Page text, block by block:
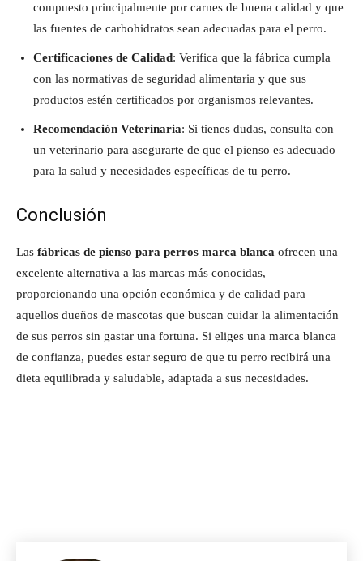
compuesto principalmente por carnes de buena calidad y que
las fuentes de carbohidratos sean adecuadas para el perro.
Certificaciones de Calidad: Verifica que la fábrica cumpla
con las normativas de seguridad alimentaria y que sus
productos estén certificados por organismos relevantes.
Recomendación Veterinaria: Si tienes dudas, consulta con
un veterinario para asegurarte de que el pienso es adecuado
para la salud y necesidades específicas de tu perro.
Conclusión
Las fábricas de pienso para perros marca blanca ofrecen una
excelente alternativa a las marcas más conocidas,
proporcionando una opción económica y de calidad para
aquellos dueños de mascotas que buscan cuidar la alimentación
de sus perros sin gastar una fortuna. Si eliges una marca blanca
de confianza, puedes estar seguro de que tu perro recibirá una
dieta equilibrada y saludable, adaptada a sus necesidades.